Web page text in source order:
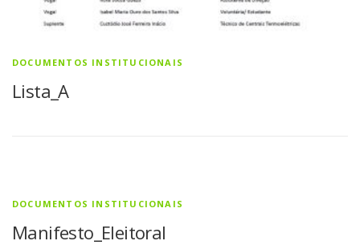
DOCUMENTOS INSTITUCIONAIS
Lista_A
DOCUMENTOS INSTITUCIONAIS
Manifesto_Eleitoral